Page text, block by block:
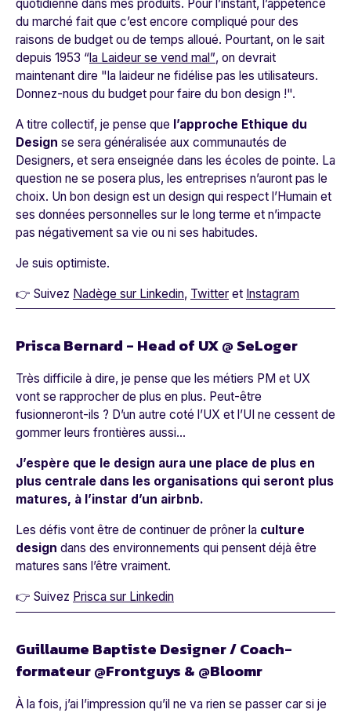
quotidienne dans mes produits. Pour l’instant, l’appétence
du marché fait que c’est encore compliqué pour des
raisons de budget ou de temps alloué. Pourtant, on le sait
depuis 1953 “la Laideur se vend mal”, on devrait
maintenant dire "la laideur ne fidélise pas les utilisateurs.
Donnez-nous du budget pour faire du bon design !".
A titre collectif, je pense que l’approche Ethique du
Design se sera généralisée aux communautés de
Designers, et sera enseignée dans les écoles de pointe. La
question ne se posera plus, les entreprises n’auront pas le
choix. Un bon design est un design qui respect l’Humain et
ses données personnelles sur le long terme et n’impacte
pas négativement sa vie ou ni ses habitudes.
Je suis optimiste.
👉 Suivez Nadège sur Linkedin, Twitter et Instagram
Prisca Bernard - Head of UX @ SeLoger
Très difficile à dire, je pense que les métiers PM et UX
vont se rapprocher de plus en plus. Peut-être
fusionneront-ils ? D’un autre coté l’UX et l’UI ne cessent de
gommer leurs frontières aussi…
J’espère que le design aura une place de plus en
plus centrale dans les organisations qui seront plus
matures, à l’instar d’un airbnb.
Les défis vont être de continuer de prôner la culture
design dans des environnements qui pensent déjà être
matures sans l’être vraiment.
👉 Suivez Prisca sur Linkedin
Guillaume Baptiste Designer / Coach-
formateur @Frontguys & @Bloomr
À la fois, j’ai l’impression qu’il ne va rien se passer car si je